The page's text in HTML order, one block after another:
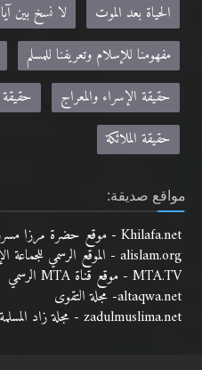
الحياة بعد الموت
لا نسخ بين
مفهومنا للإسلام وتعريفنا للمسلم
حقيقة الإسراء والمعراج
حقيقة الملائكة
مواقع صديقة:
Khilafa.net - موقع حضرة مرزا مسرور أحمد نصره الله
alislam.org - الموقع الرسمي للجماعة الإسلامية الأحمدية باللغة الانجليزية
MTA.TV - موقع قناة MTA الرسمي
altaqwa.net- مجلة التقوى
zadulmuslima.net - مجلة زاد المسلمة